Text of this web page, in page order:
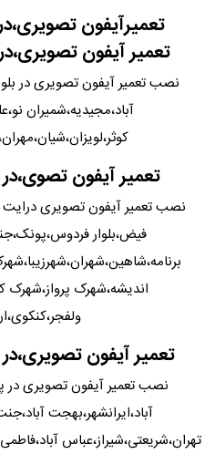
تعمیرآیفون تصویری،در
تعمیر آیفون تصویری،در
نصب تعمیر آیفون تصویری در
آباد،مجیدیه،شمیران
تعمیر آیفون تصوی،در
نصب تعمیر آیفون تصویری درایت
فیض،بلوار
اندیشه،شهرک
تعمیر آیفون تصویری،در
نصب تعمیر آیفون تصویری در
آباد،ایرانشهر،بهجت
تهران،شریعتی،شیراز،عباس